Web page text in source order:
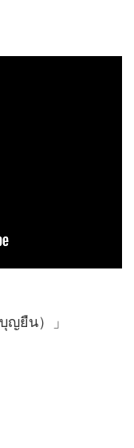
ญยืน）」